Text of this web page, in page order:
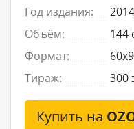
Год издания:
2014
Объём:
144
Формат:
Тираж:
300
Купить на